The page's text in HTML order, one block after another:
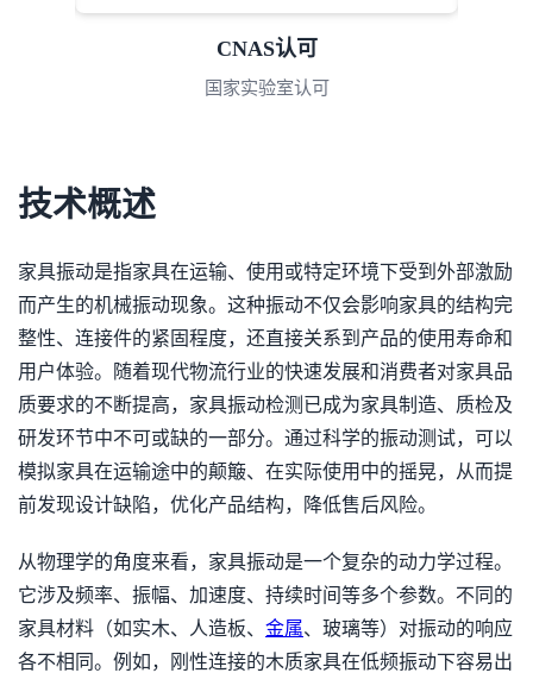
AAA诚信
3A诚信单位
技术概述
家具振动是指家具在运输、使用或特定环境下受到外部激励
而产生的机械振动现象。这种振动不仅会影响家具的结构完
整性、连接件的紧固程度，还直接关系到产品的使用寿命和
用户体验。随着现代物流行业的快速发展和消费者对家具品
质要求的不断提高，家具振动检测已成为家具制造、质检及
研发环节中不可或缺的一部分。通过科学的振动测试，可以
模拟家具在运输途中的颠簸、在实际使用中的摇晃，从而提
前发现设计缺陷，优化产品结构，降低售后风险。
从物理学的角度来看，家具振动是一个复杂的动力学过程。
它涉及频率、振幅、加速度、持续时间等多个参数。不同的
家具材料（如实木、人造板、 金属、玻璃等）对振动的响应
各不相同。例如，刚性连接的木质家具在低频振动下容易出